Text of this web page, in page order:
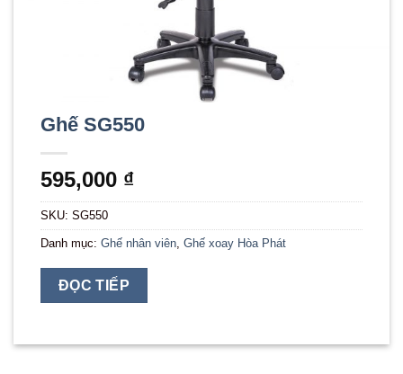
Ghế SG550
595,000 ₫
SKU: SG550
Danh mục: Ghế nhân viên Ghế xoay Hòa Phát
ĐỌC TIẾP